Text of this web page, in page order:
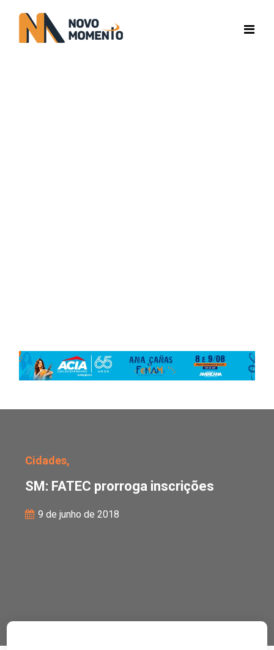
Cidades,
SM: FATEC prorroga inscrições
9 de junho de 2018